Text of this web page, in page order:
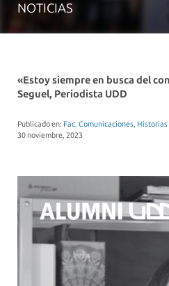
NOTICIAS
CÓMO
DESARROLLO
PROFESIONAL
APOYO
EMPRENDEDOR
«Estoy siempre en busca del
Seguel, Periodista UDD
Publicado en: Fac. Comunicaciones, Historias
30 noviembre, 2023